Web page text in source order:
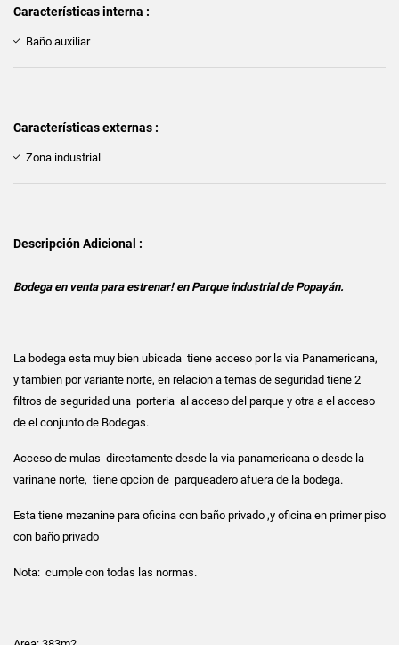
Características interna :
Baño auxiliar
Características externas :
Zona industrial
Descripción Adicional :
Bodega en venta para estrenar! en Parque industrial de Popayán.
La bodega esta muy bien ubicada tiene acceso por la via Panamericana,
y tambien por variante norte, en relacion a temas de seguridad tiene 2
filtros de seguridad una porteria al acceso del parque y otra a el acceso
de el conjunto de Bodegas.
Acceso de mulas directamente desde la via panamericana o desde la
varinane norte, tiene opcion de parqueadero afuera de la bodega.
Esta tiene mezanine para oficina con baño privado ,y oficina en primer piso
con baño privado
Nota: cumple con todas las normas.